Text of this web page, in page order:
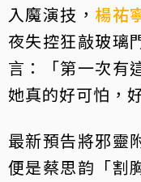
入魔演技， 楊祐
夜失控狂敲玻璃
言：「第一次有
她真的好可怕，
最新預告將邪靈
便是蔡思韵「割